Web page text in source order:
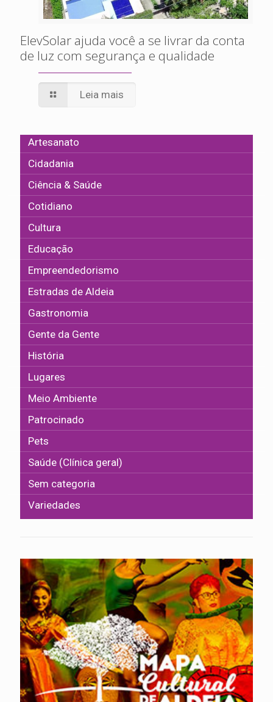
ElevSolar ajuda você a se livrar da conta
de luz com segurança e qualidade
Leia mais
Artesanato
Cidadania
Ciência & Saúde
Cotidiano
Cultura
Educação
Empreendedorismo
Estradas de Aldeia
Gastronomia
Gente da Gente
História
Lugares
Meio Ambiente
Patrocinado
Pets
Saúde (Clínica geral)
Sem categoria
Variedades